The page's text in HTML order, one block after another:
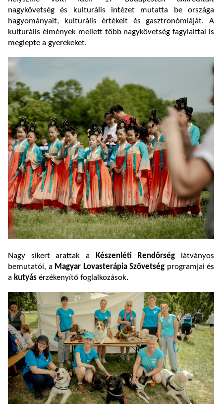
nagykövetség és kulturális intézet mutatta be országa
hagyományait, kulturális értékeit és gasztronómiáját. A
kulturális élmények mellett több nagykövetség fagylalttal is
meglepte a gyerekeket.
Nagy sikert arattak a Készenléti Rendőrség látványos
bemutatói, a Magyar Lovasterápia Szövetség programjai és
a kutyás érzékenyítő foglalkozások.